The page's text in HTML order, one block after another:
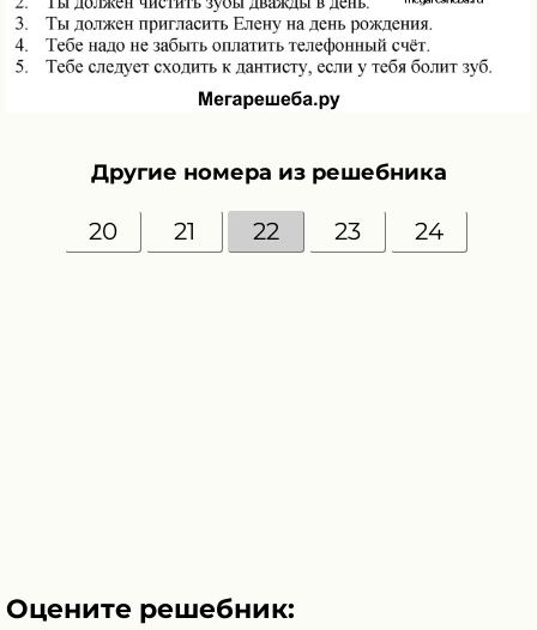
Другие номера из решебника
20 21 22 23 24
Оцените решебник: